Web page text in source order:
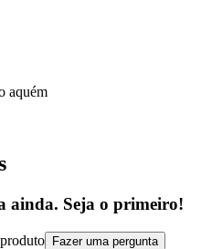
aquém
ainda. Seja o primeiro!
Fazer uma pergunta